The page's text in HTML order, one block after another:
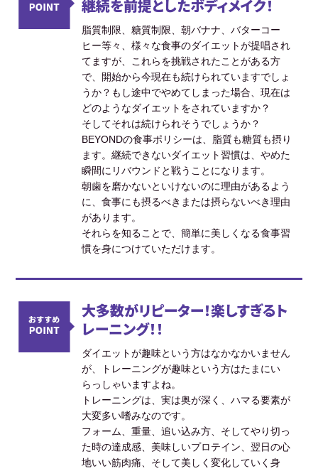
継続を前提としたボディメイク！
脂質制限、糖質制限、朝バナナ、バターコー
ヒー等々、様々な食事のダイエットが提唱され
てますが、これらを挑戦されたことがある方
で、開始から今現在も続けられていますでしょ
うか？もし途中でやめてしまった場合、現在は
どのようなダイエットをされていますか？
そしてそれは続けられそうでしょうか？
BEYONDの食事ポリシーは、脂質も糖質も摂り
ます。継続できないダイエット習慣は、やめた
瞬間にリバウンドと戦うことになります。
朝歯を磨かないといけないのに理由があるよう
に、食事にも摂るべきまたは摂らないべき理由
があります。
それらを知ることで、簡単に美しくなる食事習
慣を身につけていただけます。
大多数がリピーター！楽しすぎるト
レーニング！！
ダイエットが趣味という方はなかなかいません
が、トレーニングが趣味という方はたまにい
らっしゃいますよね。
トレーニングは、実は奥が深く、ハマる要素が
大変多い嗜みなのです。
フォーム、重量、追い込み方、そしてやり切っ
た時の達成感、美味しいプロテイン、翌日の心
地いい筋肉痛、そして美しく変化していく身